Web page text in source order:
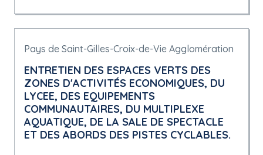
Pays de Saint-Gilles-Croix-de-Vie Agglomération
ENTRETIEN DES ESPACES VERTS DES
ZONES D'ACTIVITÉS ECONOMIQUES, DU
LYCEE, DES EQUIPEMENTS
COMMUNAUTAIRES, DU MULTIPLEXE
AQUATIQUE, DE LA SALE DE SPECTACLE
ET DES ABORDS DES PISTES CYCLABLES.